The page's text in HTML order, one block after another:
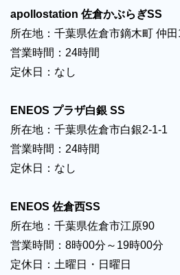
apollostation 佐倉かぶらぎSS
所在地：千葉県佐倉市鏑木町 仲
営業時間：24時間
定休日：なし
ENEOS プラザ白銀 SS
所在地：千葉県佐倉市白銀2-1-1
営業時間：24時間
定休日：なし
ENEOS 佐倉西SS
所在地：千葉県佐倉市江原90
営業時間：8時00分～19時00分
定休日：土曜日・日曜日